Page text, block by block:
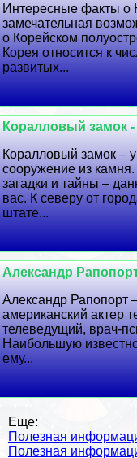
Интересные факты о
замечательная
о Корейском
Корея относится к
развитых...
Коралловый замок
Коралловый замок –
сооружение из
загадки и тайны –
вас. К северу от
штате...
Александр
Александр Рапопорт
американский актер
телеведущий, врач-
Наибольшую
ему...
Еще:
Полезная
Полезная